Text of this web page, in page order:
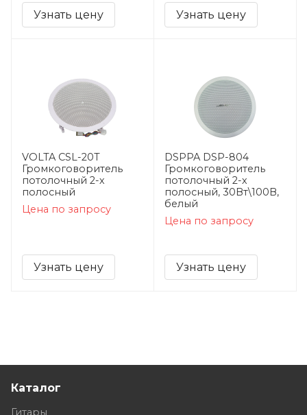
Узнать цену Узнать цену
VOLTA CSL-20T
Громкоговоритель
потолочный 2-х
полосный
Цена по запросу
Узнать цену
DSPPA DSP-804
Громкоговоритель
потолочный 2-х
полосный, 30Вт\100В,
белый
Цена по запросу
Узнать цену
Каталог
Гитары